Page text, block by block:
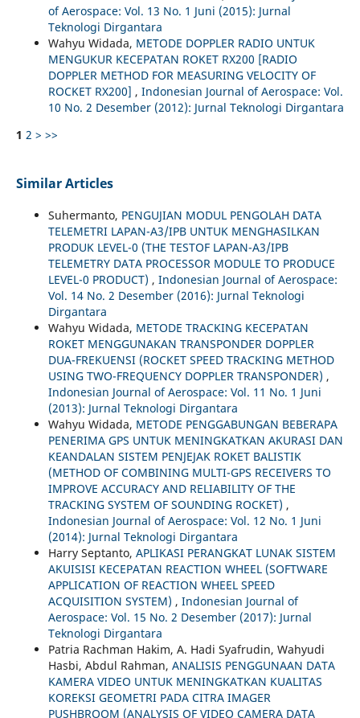
of Aerospace: Vol. 13 No. 1 Juni (2015): Jurnal
Teknologi Dirgantara
Wahyu Widada, METODE DOPPLER RADIO UNTUK
MENGUKUR KECEPATAN ROKET RX200 [RADIO
DOPPLER METHOD FOR MEASURING VELOCITY OF
ROCKET RX200] , Indonesian Journal of Aerospace: Vol.
10 No. 2 Desember (2012): Jurnal Teknologi Dirgantara
1 2 > >>
Similar Articles
Suhermanto, PENGUJIAN MODUL PENGOLAH DATA
TELEMETRI LAPAN-A3/IPB UNTUK MENGHASILKAN
PRODUK LEVEL-0 (THE TESTOF LAPAN-A3/IPB
TELEMETRY DATA PROCESSOR MODULE TO PRODUCE
LEVEL-0 PRODUCT) , Indonesian Journal of Aerospace:
Vol. 14 No. 2 Desember (2016): Jurnal Teknologi
Dirgantara
Wahyu Widada, METODE TRACKING KECEPATAN
ROKET MENGGUNAKAN TRANSPONDER DOPPLER
DUA-FREKUENSI (ROCKET SPEED TRACKING METHOD
USING TWO-FREQUENCY DOPPLER TRANSPONDER) ,
Indonesian Journal of Aerospace: Vol. 11 No. 1 Juni
(2013): Jurnal Teknologi Dirgantara
Wahyu Widada, METODE PENGGABUNGAN BEBERAPA
PENERIMA GPS UNTUK MENINGKATKAN AKURASI DAN
KEANDALAN SISTEM PENJEJAK ROKET BALISTIK
(METHOD OF COMBINING MULTI-GPS RECEIVERS TO
IMPROVE ACCURACY AND RELIABILITY OF THE
TRACKING SYSTEM OF SOUNDING ROCKET) ,
Indonesian Journal of Aerospace: Vol. 12 No. 1 Juni
(2014): Jurnal Teknologi Dirgantara
Harry Septanto, APLIKASI PERANGKAT LUNAK SISTEM
AKUISISI KECEPATAN REACTION WHEEL (SOFTWARE
APPLICATION OF REACTION WHEEL SPEED
ACQUISITION SYSTEM) , Indonesian Journal of
Aerospace: Vol. 15 No. 2 Desember (2017): Jurnal
Teknologi Dirgantara
Patria Rachman Hakim, A. Hadi Syafrudin, Wahyudi
Hasbi, Abdul Rahman, ANALISIS PENGGUNAAN DATA
KAMERA VIDEO UNTUK MENINGKATKAN KUALITAS
KOREKSI GEOMETRI PADA CITRA IMAGER
PUSHBROOM (ANALYSIS OF VIDEO CAMERA DATA